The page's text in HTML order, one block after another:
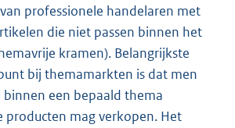
professionele handelaren met
die niet passen binnen het
kramen). Belangrijkste
bij themamarkten is dat men
binnen een bepaald thema
producten mag verkopen. Het